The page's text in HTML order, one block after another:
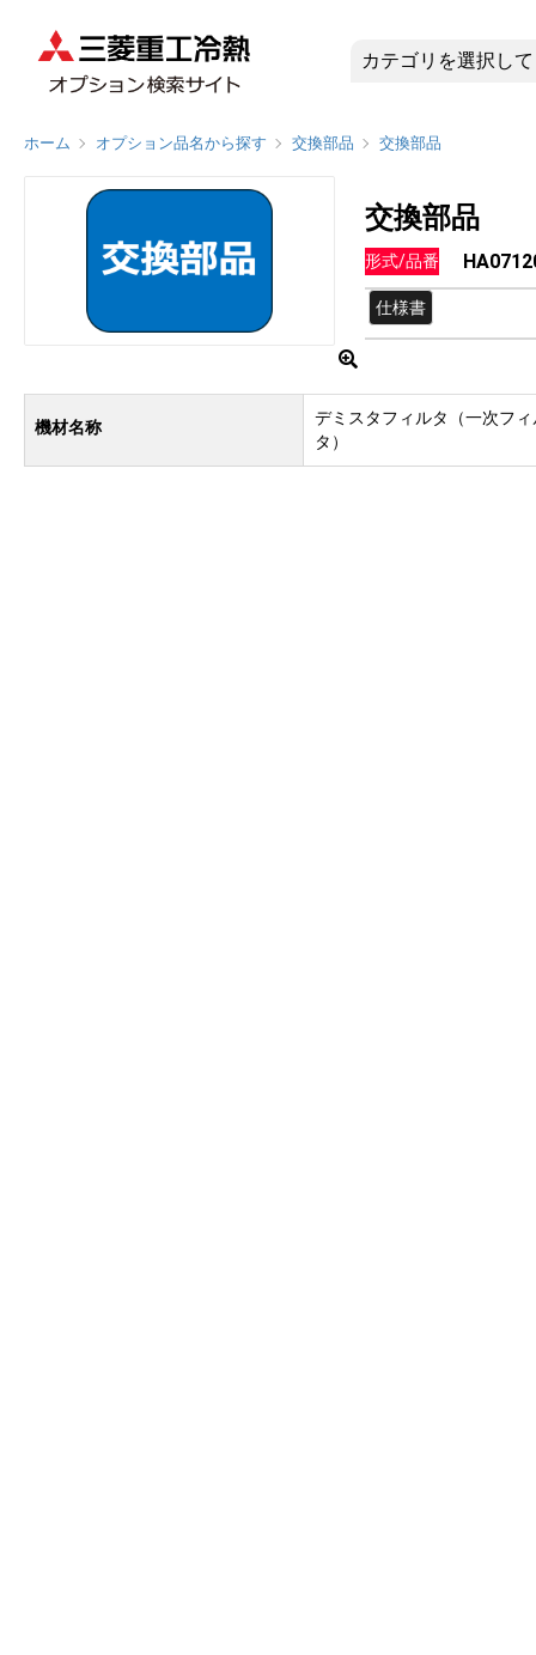
ホーム オプション品名から探す 交換部品 交換部品
交換部品
形式/品番
仕様書
機材名称
デミスタフィルタ（一次フィ
タ）